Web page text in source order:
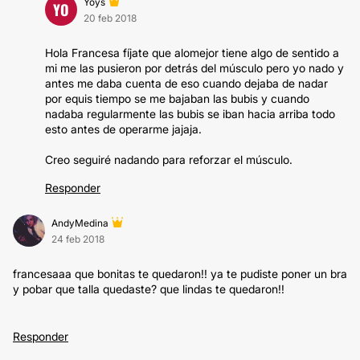
YO
20 feb 2018
Hola Francesa fíjate que alomejor tiene algo de sentido a
mi me las pusieron por detrás del músculo pero yo nado y
antes me daba cuenta de eso cuando dejaba de nadar
por equis tiempo se me bajaban las bubis y cuando
nadaba regularmente las bubis se iban hacia arriba todo
esto antes de operarme jajaja.
Creo seguiré nadando para reforzar el músculo.
Responder
AndyMedina
24 feb 2018
francesaaa que bonitas te quedaron!! ya te pudiste poner un bra
y pobar que talla quedaste? que lindas te quedaron!!
Responder